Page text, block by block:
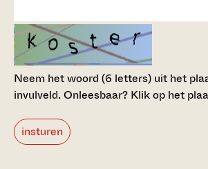
Neem het woord (6 letters) uit het
invulveld.Onleesbaar? Klik op het
insturen